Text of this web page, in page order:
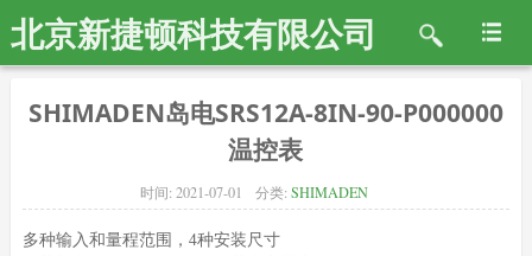
北京新捷顿科技有限公司
SHIMADEN岛电SRS12A-8IN-90-P000000
温控表
时间:2021-07-01 分类:SHIMADEN
多种输入和量程范围，4种安装尺寸